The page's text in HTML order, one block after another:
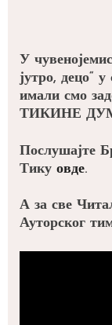
У
јутро, децо“
имали смо
ТИКИНЕ
Послушајте
Тику овде.
А за све
Ауторског